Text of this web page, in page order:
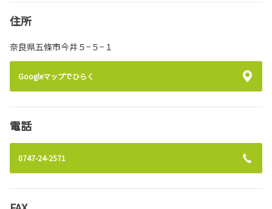
住所
奈良県五條市今井５−５−１
Googleマップでひらく
電話
0747-24-2571